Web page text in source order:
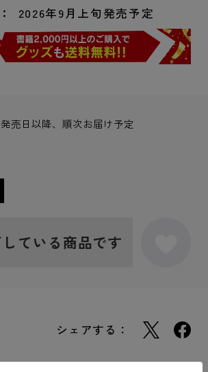
2026年9月上旬発売予定
発売日以降、順次お届け予定
ている商品です
シェアする：